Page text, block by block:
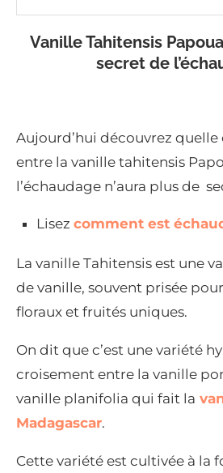
Vanille Tahitensis
secret de
Aujourd’hui découvrez
entre la vanille tahitensis
l’échaudage n’aura plus de
Lisez comment est
La vanille Tahitensis est une
de vanille, souvent prisée
floraux et fruités uniques.
On dit que c’est une variété
croisement entre la vanille
vanille planifolia qui fait la
Madagascar.
Cette variété est cultivée à la